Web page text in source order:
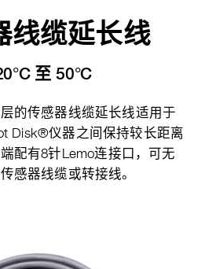
线缆延长线
至 50°C
的传感器线缆延长线适用于
Disk®仪器之间保持较长距离
配有8针Lemo连接口，可无
感器线缆或转接线。